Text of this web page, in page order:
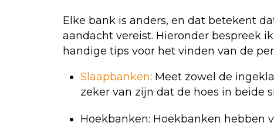
Elke bank is anders, en dat betekent
aandacht vereist. Hieronder bespreek
handige tips voor het vinden van de
Slaapbanken: Meet zowel de
zeker van zijn dat de hoes in beide
Hoekbanken: Hoekbanken hebben